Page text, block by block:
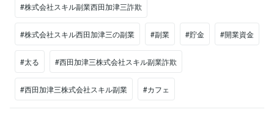
#株式会社スキル副業西田加津三詐欺
#株式会社スキル西田加津三の副業 #副業 #貯金 #開業資金
#太る #西田加津三株式会社スキル副業詐欺
#西田加津三株式会社スキル副業 #カフェ